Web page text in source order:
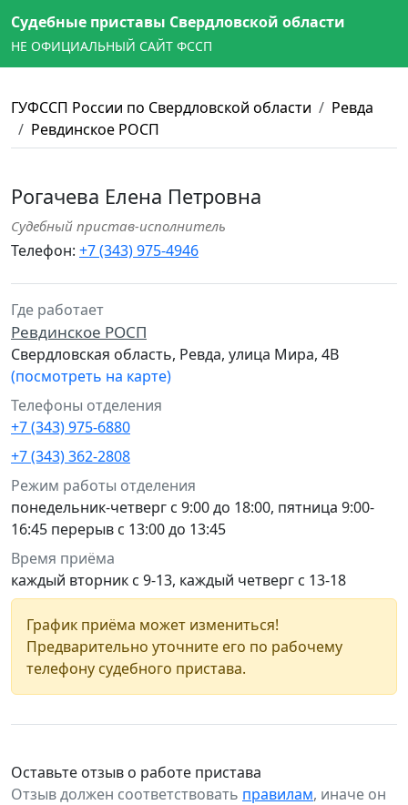
Судебные приставы Свердловской области
НЕ ОФИЦИАЛЬНЫЙ САЙТ ФССП
ГУФССП России по Свердловской области
Ревда
Ревдинское РОСП
Рогачева Елена Петровна
Судебный пристав-исполнитель
Телефон: +7 (343) 975-4946
Где работает
Ревдинское РОСП
Свердловская область, Ревда, улица Мира, 4В
(посмотреть на карте)
Телефоны отделения
+7 (343) 975-6880
+7 (343) 362-2808
Режим работы отделения
понедельник-четверг с 9:00 до 18:00, пятница 9:00-
16:45 перерыв с 13:00 до 13:45
Время приёма
каждый вторник с 9-13, каждый четверг с 13-18
График приёма может измениться!
Предварительно уточните его по рабочему
телефону судебного пристава.
Оставьте отзыв о работе пристава
Отзыв должен соответствовать правилам, иначе он